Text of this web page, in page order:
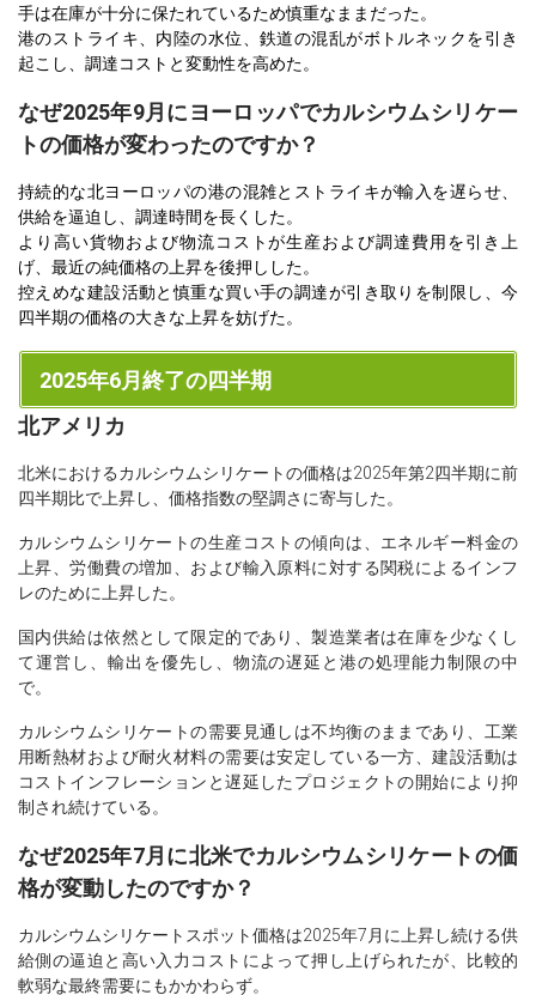
手は在庫が十分に保たれているため慎重なままだった。
港のストライキ、内陸の水位、鉄道の混乱がボトルネックを引き
起こし、調達コストと変動性を高めた。
なぜ2025年9月にヨーロッパでカルシウムシリケー
トの価格が変わったのですか？
持続的な北ヨーロッパの港の混雑とストライキが輸入を遅らせ、
供給を逼迫し、調達時間を長くした。
より高い貨物および物流コストが生産および調達費用を引き上
げ、最近の純価格の上昇を後押しした。
控えめな建設活動と慎重な買い手の調達が引き取りを制限し、今
四半期の価格の大きな上昇を妨げた。
2025年6月終了の四半期
北アメリカ
北米におけるカルシウムシリケートの価格は2025年第2四半期に前
四半期比で上昇し、価格指数の堅調さに寄与した。
カルシウムシリケートの生産コストの傾向は、エネルギー料金の
上昇、労働費の増加、および輸入原料に対する関税によるインフ
レのために上昇した。
国内供給は依然として限定的であり、製造業者は在庫を少なくし
て運営し、輸出を優先し、物流の遅延と港の処理能力制限の中
で。
カルシウムシリケートの需要見通しは不均衡のままであり、工業
用断熱材および耐火材料の需要は安定している一方、建設活動は
コストインフレーションと遅延したプロジェクトの開始により抑
制され続けている。
なぜ2025年7月に北米でカルシウムシリケートの価
格が変動したのですか？
カルシウムシリケートスポット価格は2025年7月に上昇し続ける供
給側の逼迫と高い入力コストによって押し上げられたが、比較的
軟弱な最終需要にもかかわらず。